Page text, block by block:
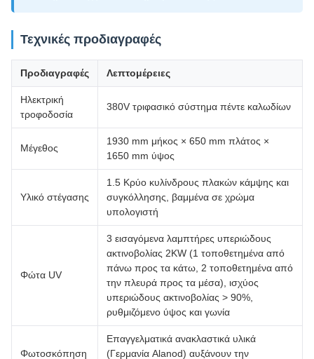
Τεχνικές προδιαγραφές
Προδιαγραφές Λεπτομέρειες
Ηλεκτρική
τροφοδοσία
380V τριφασικό σύστημα πέντε καλωδίων
Μέγεθος
1930 mm μήκος × 650 mm πλάτος ×
1650 mm ύψος
Υλικό στέγασης
1.5 Κρύο κυλίνδρους πλακών κάμψης και
συγκόλλησης, βαμμένα σε χρώμα
υπολογιστή
Φώτα UV
3 εισαγόμενα λαμπτήρες υπεριώδους
ακτινοβολίας 2KW (1 τοποθετημένα από
πάνω προς τα κάτω, 2 τοποθετημένα από
την πλευρά προς τα μέσα), ισχύος
υπεριώδους ακτινοβολίας > 90%,
ρυθμιζόμενο ύψος και γωνία
Φωτοσκόπηση
Επαγγελματικά ανακλαστικά υλικά
(Γερμανία Alanod) αυξάνουν την